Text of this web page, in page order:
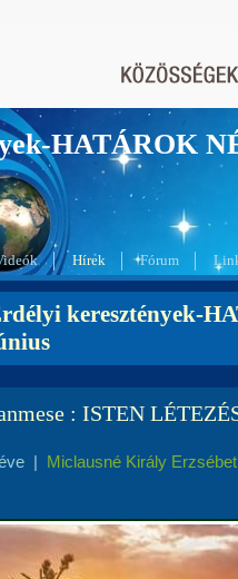
HATÁROK
Hírek Fórum
keresztények-
: ISTEN
| Miclausné Király Erzsébet